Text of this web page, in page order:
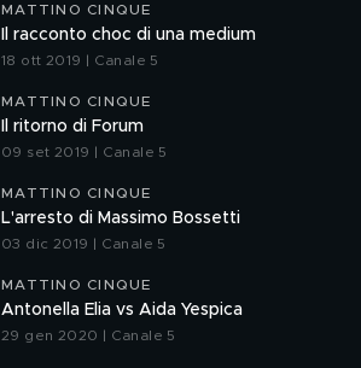
MATTINO CINQUE
Il racconto choc di una medium
18 ott 2019 | Canale 5
MATTINO CINQUE
Il ritorno di Forum
09 set 2019 | Canale 5
MATTINO CINQUE
L'arresto di Massimo Bossetti
03 dic 2019 | Canale 5
MATTINO CINQUE
Antonella Elia vs Aida Yespica
29 gen 2020 | Canale 5